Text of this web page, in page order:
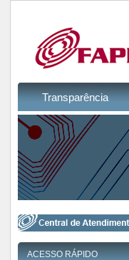
Transparência
ACESSO RÁPIDO